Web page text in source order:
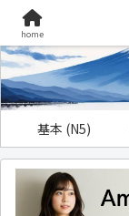
基本 (N5)
home